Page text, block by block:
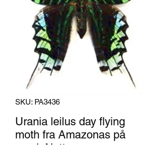
SKU: PA3436
Urania leilus day flying
moth fra Amazonas på